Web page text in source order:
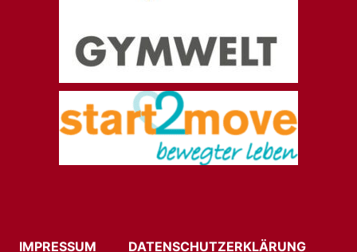
IMPRESSUM DATENSCHUTZERKLÄRUNG